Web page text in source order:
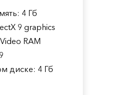
4 Гб
9 graphics
RAM
диске: 4 Гб